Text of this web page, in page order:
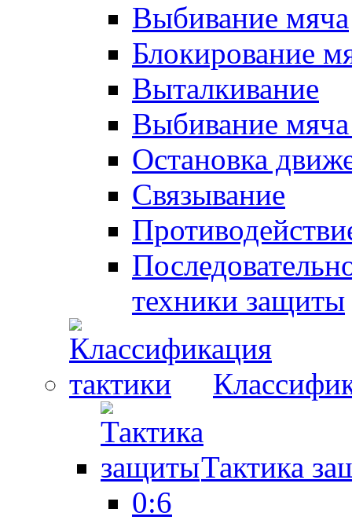
Выбивание мяча
Блокирование
Выталкивание
Выбивание
Остановка
Связывание
техники защиты
Тактика
0:6